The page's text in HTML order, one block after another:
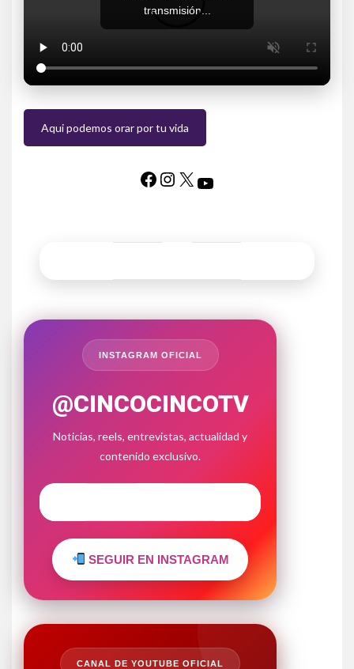
transmisión...
Aqui podemos orar por tu vida
INSTAGRAM OFICIAL
@CINCOCINCOTV
Noticias, reels, entrevistas, actualidad y
contenido exclusivo.
SEGUIR EN INSTAGRAM
CANAL DE YOUTUBE OFICIAL